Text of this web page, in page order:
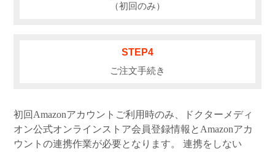
（初回のみ）
STEP4
ご注文手続き
初回Amazonアカウントご利用時のみ、ドクターメディ
オン公式オンラインストア会員登録情報とAmazonアカ
ウントの連携作業が必要となります。 連携をしない